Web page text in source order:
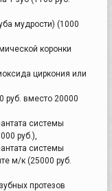
мудрости) (1000
коронки
циркония или
руб. вместо 20000
системы
руб.),
системы
м/к (25000 руб.
протезов